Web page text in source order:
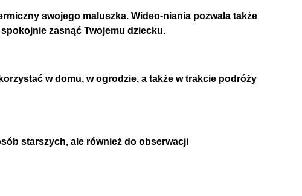
swojego maluszka. Wideo-niania pozwala także
zasnąć Twojemu dziecku.
w domu, w ogrodzie, a także w trakcie podróży
starszych, ale również do obserwacji